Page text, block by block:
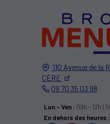
110 Avenue de la
CÈRE
09 70 35 03 98
Lun - Ven : 09h - 12h |
En dehors des heures :